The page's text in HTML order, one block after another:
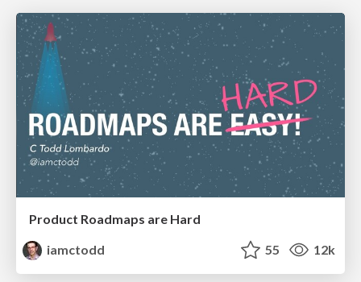
Product Roadmaps are Hard
iamctodd
55 12k